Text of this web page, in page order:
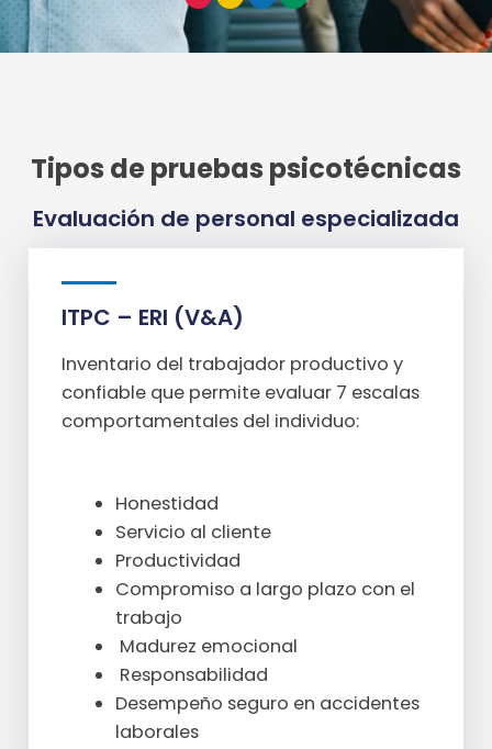
Tipos de pruebas psicotécnicas
Evaluación de personal especializada
ITPC – ERI (V&A)
Inventario del trabajador productivo y
confiable que permite evaluar 7 escalas
comportamentales del individuo:
Honestidad
Servicio al cliente
Productividad
Compromiso a largo plazo con el
trabajo
Madurez emocional
Responsabilidad
Desempeño seguro en accidentes
laborales